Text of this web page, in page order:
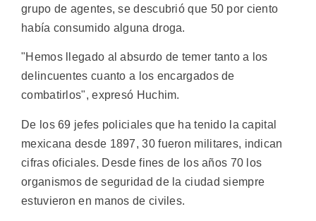
grupo de agentes, se descubrió que 50 por ciento
había consumido alguna droga.
"Hemos llegado al absurdo de temer tanto a los
delincuentes cuanto a los encargados de
combatirlos", expresó Huchim.
De los 69 jefes policiales que ha tenido la capital
mexicana desde 1897, 30 fueron militares, indican
cifras oficiales. Desde fines de los años 70 los
organismos de seguridad de la ciudad siempre
estuvieron en manos de civiles.